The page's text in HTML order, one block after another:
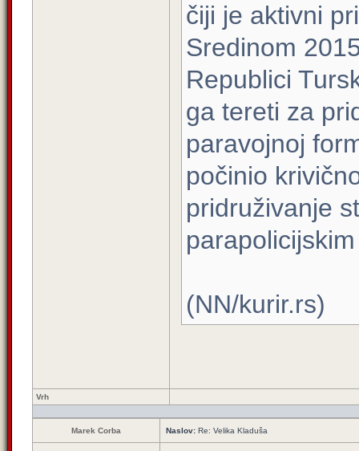
čiji je aktivni
Sredinom
Republici
ga tereti za
paravojnoj
počinio
pridruživanje
(NN/kurir.rs)
Vrh
Marek Corba Naslov: Re: Velika Kladuša